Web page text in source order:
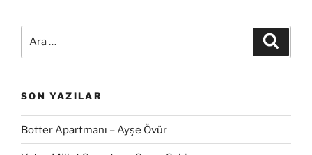
SON YAZILAR
Botter Apartmanı – Ayşe Övür